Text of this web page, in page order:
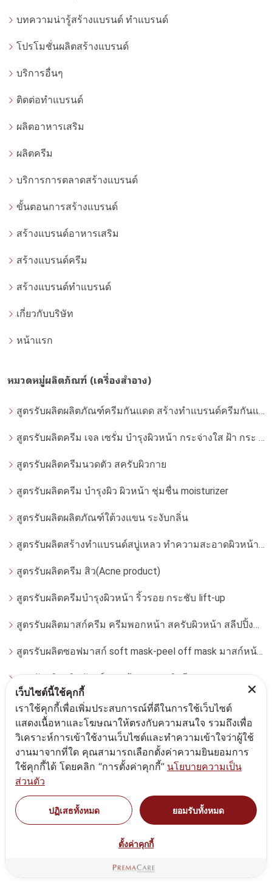
บทความน่ารู้สร้างแบรนด์ ทำแบรนด์
โปรโมชั่นผลิตสร้างแบรนด์
บริการอื่นๆ
ติดต่อทำแบรนด์
ผลิตอาหารเสริม
ผลิตครีม
บริการการตลาดสร้างแบรนด์
ขั้นตอนการสร้างแบรนด์
สร้างแบรนด์อาหารเสริม
สร้างแบรนด์ครีม
สร้างแบรนด์ทำแบรนด์
เกี่ยวกับบริษัท
หน้าแรก
หมวดหมู่ผลิตภัณฑ์ (เครื่องสำอาง)
สูตรรับผลิตผลิตภัณฑ์ครีมกันแดด สร้างทำแบรนด์ครีมกันแดด โดยโรงงานผลิตที่ได้มาตรฐาน
สูตรรับผลิตครีม เจล เซรั่ม บำรุงผิวหน้า กระจ่างใส ฝ้า กระ จุดด่างดำ whitening
สูตรรับผลิตครีมนวดตัว สครับผิวกาย
สูตรรับผลิตครีม บำรุงผิว ผิวหน้า ชุ่มชื่น moisturizer
สูตรรับผลิตผลิตภัณฑ์ใต้วงแขน ระงับกลิ่น
สูตรรับผลิตสร้างทำแบรนด์สบู่เหลว ทำความสะอาดผิวหน้า โฟมล้างหน้า
สูตรรับผลิตครีม สิว(Acne product)
สูตรรับผลิตครีมบำรุงผิวหน้า ริ้วรอย กระชับ lift-up
สูตรรับผลิตมาสก์ครีม ครีมพอกหน้า สครับผิวหน้า สลีปปิ้งมาสก์
สูตรรับผลิตซอฟมาสก์ soft mask-peel off mask มาสก์หน้ากากอ่อน
สูตรรับผลิตน้ำหอม(Perfume)
สูตรรับผลิตสบู่เหลว ทำความสะอาดผิวกาย body soap
สูตรรับผลิตครีม เจลบำรุงรอบดวงตา (eye care)
ลิป
สูตรรับผลิตครีม สำหรับผู้ชาย (For men)
เว็บไซต์นี้ใช้คุกกี้
เราใช้คุกกี้เพื่อเพิ่มประสบการณ์ที่ดีในการใช้เว็บไซต์
แสดงเนื้อหาและโฆษณาให้ตรงกับความสนใจ รวมถึงเพื่อ
วิเคราะห์การเข้าใช้งานเว็บไซต์และทำความเข้าใจว่าผู้ใช้
งานมาจากที่ใด คุณสามารถเลือกตั้งค่าความยินยอมการ
ใช้คุกกี้ได้ โดยคลิก “การตั้งค่าคุกกี้” นโยบายความเป็น
ส่วนตัว
ปฏิเสธทั้งหมด ยอมรับทั้งหมด
ตั้งค่าคุกกี้